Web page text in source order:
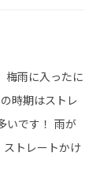
梅雨に入ったに
時期はストレ
いです！ 雨が
ストレートかけ